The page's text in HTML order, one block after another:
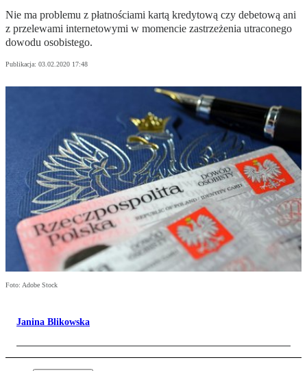
Nie ma problemu z płatnościami kartą kredytową czy debetową ani
z przelewami internetowymi w momencie zastrzeżenia utraconego
dowodu osobistego.
Publikacja: 03.02.2020 17:48
Foto: Adobe Stock
Janina Blikowska